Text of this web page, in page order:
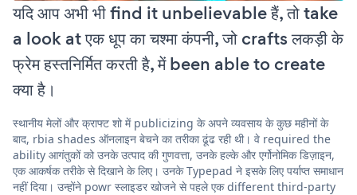
यदि आप अभी भी find it unbelievable हैं, तो take
a look at एक धूप का चश्मा कंपनी, जो crafts लकड़ी के
फ्रेम हस्तनिर्मित करती है, में been able to create
क्या है।
स्थानीय मेलों और क्राफ्ट शो में publicizing के अपने व्यवसाय के कुछ महीनों के
बाद, rbia shades ऑनलाइन बेचने का तरीका ढूंढ रही थी। वे required the
ability आगंतुकों को उनके उत्पाद की गुणवत्ता, उनके हल्के और एर्गोनोमिक डिज़ाइन,
एक आकर्षक तरीके से दिखाने के लिए। उनके Typepad ने इसके लिए पर्याप्त समाधान
नहीं दिया। उन्होंने powr स्लाइडर खोजने से पहले एक different third-party